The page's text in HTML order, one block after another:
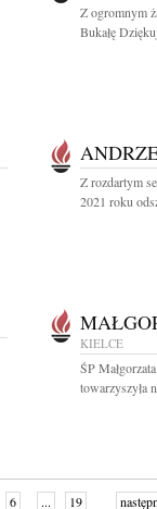
Z ogromnym
Bukałę
Z rozdartym
2021 roku
KIELCE
ŚP
towarzyszyła
6 ... 19